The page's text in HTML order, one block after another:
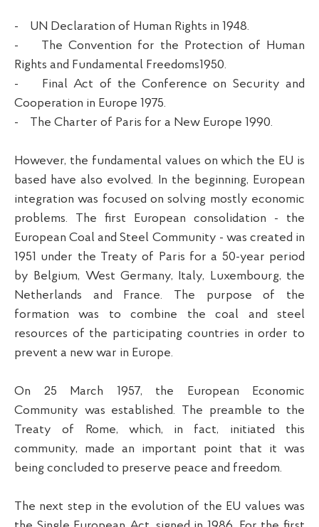
- UN Declaration of Human Rights in 1948.
- The Convention for the Protection of Human
Rights and Fundamental Freedoms1950.
- Final Act of the Conference on Security and
Cooperation in Europe 1975.
- The Charter of Paris for a New Europe 1990.
However, the fundamental values on which the EU is
based have also evolved. In the beginning, European
integration was focused on solving mostly economic
problems. The first European consolidation - the
European Coal and Steel Community - was created in
1951 under the Treaty of Paris for a 50-year period
by Belgium, West Germany, Italy, Luxembourg, the
Netherlands and France. The purpose of the
formation was to combine the coal and steel
resources of the participating countries in order to
prevent a new war in Europe.
On 25 March 1957, the European Economic
Community was established. The preamble to the
Treaty of Rome, which, in fact, initiated this
community, made an important point that it was
being concluded to preserve peace and freedom.
The next step in the evolution of the EU values was